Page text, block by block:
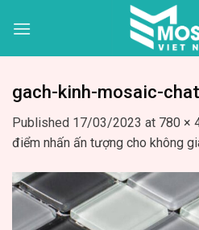
gach-kinh-mosaic-
Published 17/03/2023 at 780 ×
điểm nhấn ấn tượng cho không